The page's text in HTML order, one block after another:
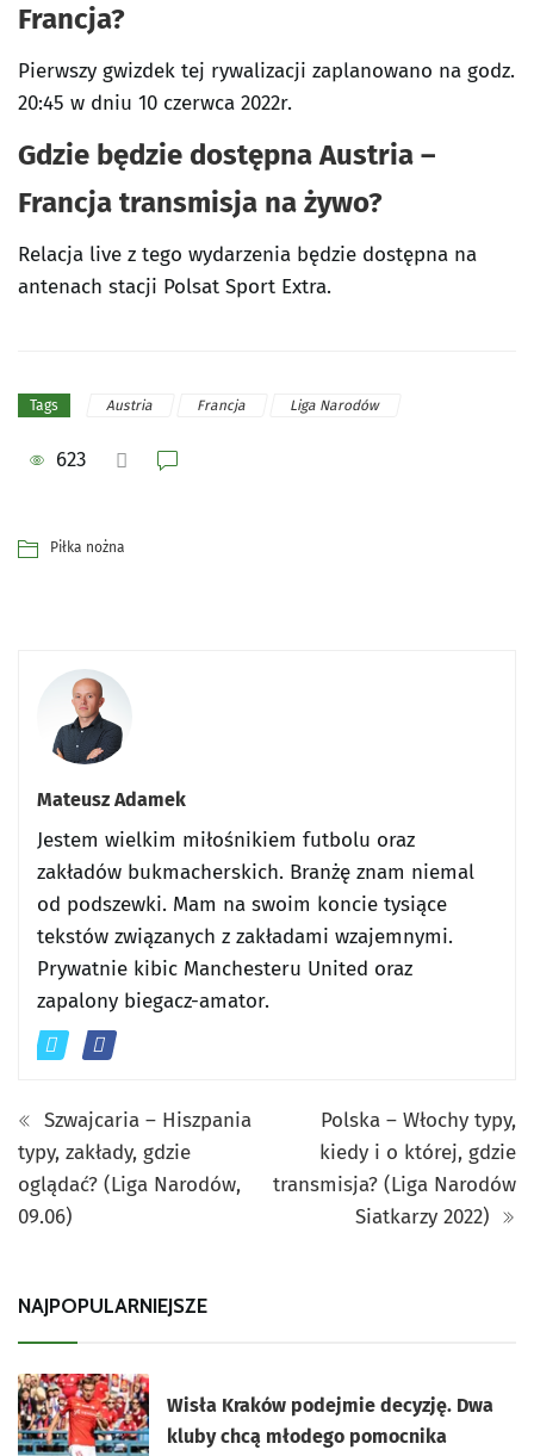
Francja?
Pierwszy gwizdek tej rywalizacji zaplanowano na godz.
20:45 w dniu 10 czerwca 2022r.
Gdzie będzie dostępna Austria –
Francja transmisja na żywo?
Relacja live z tego wydarzenia będzie dostępna na
antenach stacji Polsat Sport Extra.
Tags Austria Francja Liga Narodów
623
Piłka nożna
Mateusz Adamek
Jestem wielkim miłośnikiem futbolu oraz
zakładów bukmacherskich. Branżę znam niemal
od podszewki. Mam na swoim koncie tysiące
tekstów związanych z zakładami wzajemnymi.
Prywatnie kibic Manchesteru United oraz
zapalony biegacz-amator.
Szwajcaria – Hiszpania
typy, zakłady, gdzie
oglądać? (Liga Narodów,
09.06)
Polska – Włochy typy,
kiedy i o której, gdzie
transmisja? (Liga Narodów
Siatkarzy 2022)
NAJPOPULARNIEJSZE
Wisła Kraków podejmie decyzję. Dwa
kluby chcą młodego pomocnika